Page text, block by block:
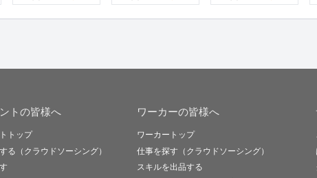
トの皆様へ
トップ
る（クラウドソーシング）
ワーカーの皆様へ
ワーカートップ
仕事を探す（クラウドソーシング）
スキルを出品する